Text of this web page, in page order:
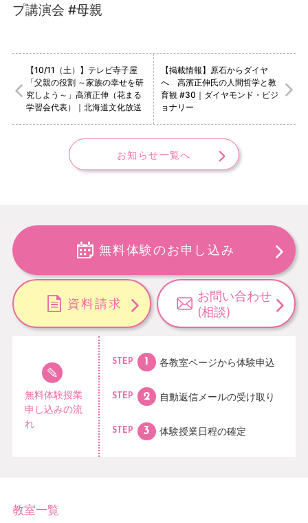
プ講演会 #母親
【10/11（土）】テレビ寺子屋
「父親の役割 ～家族の幸せを研
究しよう～」高濱正伸（花まる
学習会代表）｜北海道文化放送
【掲載情報】原石からダイヤ
へ 高濱正伸氏の人間哲学と教
育観 #30｜ダイヤモンド・ビジ
ョナリー
お知らせ一覧へ
無料体験のお申し込み
資料請求
お問い合わせ
(相談)
無料体験授業
申し込みの流
れ
STEP 各教室ページから体験申込
STEP 自動返信メールの受け取り
STEP 体験授業日程の確定
教室一覧